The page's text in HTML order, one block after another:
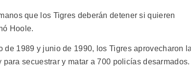
que los Tigres deberán detener si quieren
Hoole.
1989 y junio de 1990, los Tigres aprovecharon
secuestrar y matar a 700 policías desarmados.